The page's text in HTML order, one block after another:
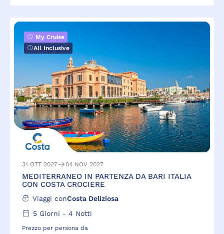
My Cruise
All Inclusive
31 OTT 2027 04 NOV 2027
MEDITERRANEO IN PARTENZA DA BARI ITALIA
CON COSTA CROCIERE
Viaggi conCosta Deliziosa
5Giorni - 4 Notti
Prezzo per persona da